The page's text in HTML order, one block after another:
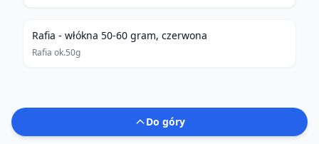
Rafia - włókna 50-60 gram, czerwona
Rafia ok.50g
Do góry